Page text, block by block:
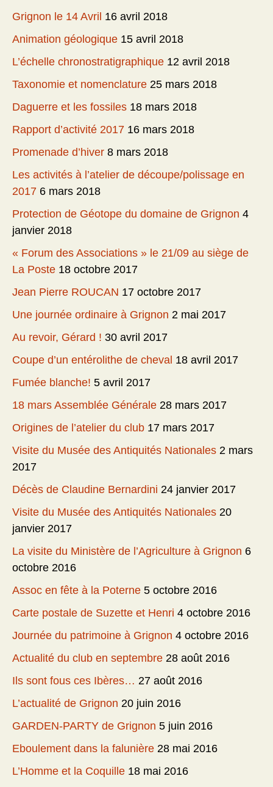
Grignon le 14 Avril 16 avril 2018
Animation géologique 15 avril 2018
L’échelle chronostratigraphique 12 avril 2018
Taxonomie et nomenclature 25 mars 2018
Daguerre et les fossiles 18 mars 2018
Rapport d’activité 2017 16 mars 2018
Promenade d’hiver 8 mars 2018
Les activités à l’atelier de découpe/polissage en
2017 6 mars 2018
Protection de Géotope du domaine de Grignon 4
janvier 2018
« Forum des Associations » le 21/09 au siège de
La Poste 18 octobre 2017
Jean Pierre ROUCAN 17 octobre 2017
Une journée ordinaire à Grignon 2 mai 2017
Au revoir, Gérard ! 30 avril 2017
Coupe d’un entérolithe de cheval 18 avril 2017
Fumée blanche! 5 avril 2017
18 mars Assemblée Générale 28 mars 2017
Origines de l’atelier du club 17 mars 2017
Visite du Musée des Antiquités Nationales 2 mars
2017
Décès de Claudine Bernardini 24 janvier 2017
Visite du Musée des Antiquités Nationales 20
janvier 2017
La visite du Ministère de l’Agriculture à Grignon 6
octobre 2016
Assoc en fête à la Poterne 5 octobre 2016
Carte postale de Suzette et Henri 4 octobre 2016
Journée du patrimoine à Grignon 4 octobre 2016
Actualité du club en septembre 28 août 2016
Ils sont fous ces Ibères… 27 août 2016
L’actualité de Grignon 20 juin 2016
GARDEN-PARTY de Grignon 5 juin 2016
Eboulement dans la falunière 28 mai 2016
L’Homme et la Coquille 18 mai 2016